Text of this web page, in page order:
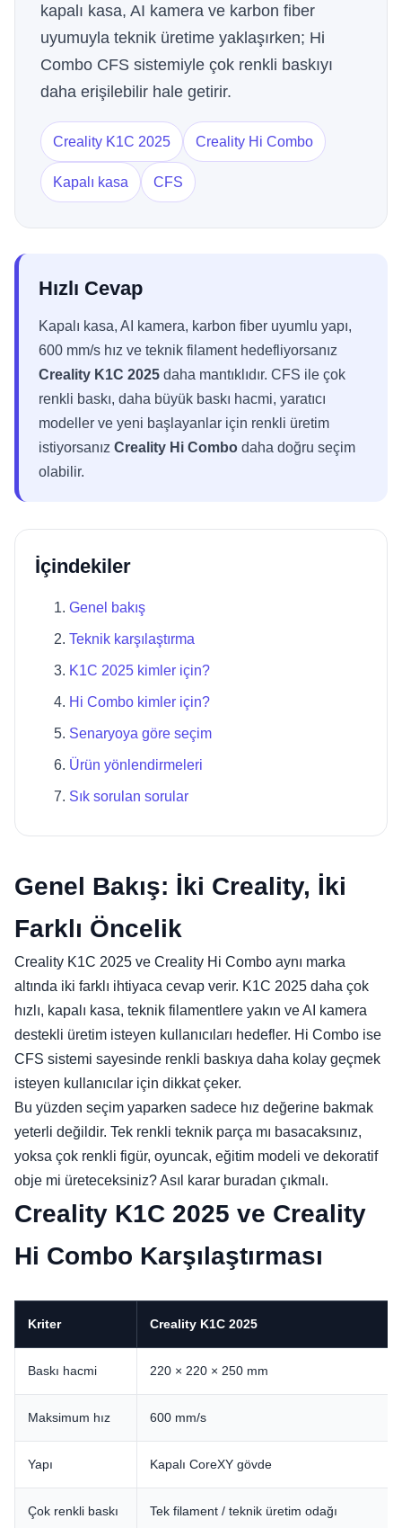
kapalı kasa, AI kamera ve karbon fiber
uyumuyla teknik üretime yaklaşırken; Hi
Combo CFS sistemiyle çok renkli baskıyı
daha erişilebilir hale getirir.
Creality K1C 2025 Creality Hi Combo
Kapalı kasa CFS
Hızlı Cevap
Kapalı kasa, AI kamera, karbon fiber uyumlu yapı,
600 mm/s hız ve teknik filament hedefliyorsanız
Creality K1C 2025 daha mantıklıdır. CFS ile çok
renkli baskı, daha büyük baskı hacmi, yaratıcı
modeller ve yeni başlayanlar için renkli üretim
istiyorsanız Creality Hi Combo daha doğru seçim
olabilir.
İçindekiler
Genel bakış
Teknik karşılaştırma
K1C 2025 kimler için?
Hi Combo kimler için?
Senaryoya göre seçim
Ürün yönlendirmeleri
Sık sorulan sorular
Genel Bakış: İki Creality, İki
Farklı Öncelik
Creality K1C 2025 ve Creality Hi Combo aynı marka
altında iki farklı ihtiyaca cevap verir. K1C 2025 daha çok
hızlı, kapalı kasa, teknik filamentlere yakın ve AI kamera
destekli üretim isteyen kullanıcıları hedefler. Hi Combo ise
CFS sistemi sayesinde renkli baskıya daha kolay geçmek
isteyen kullanıcılar için dikkat çeker.
Bu yüzden seçim yaparken sadece hız değerine bakmak
yeterli değildir. Tek renkli teknik parça mı basacaksınız,
yoksa çok renkli figür, oyuncak, eğitim modeli ve dekoratif
obje mi üreteceksiniz? Asıl karar buradan çıkmalı.
Creality K1C 2025 ve Creality
Hi Combo Karşılaştırması
Kriter Creality K1C 2025
Baskı hacmi 220 × 220 × 250 mm
Maksimum hız 600 mm/s
Yapı Kapalı CoreXY gövde
Çok renkli baskı Tek filament / teknik üretim odağı